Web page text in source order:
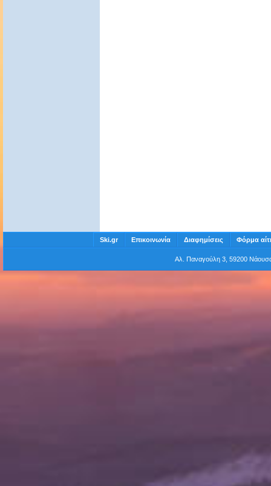
Ski.gr Επικοινωνία Διαφημίσεις Φόρμα
Αλ. Παναγούλη 3, 59200